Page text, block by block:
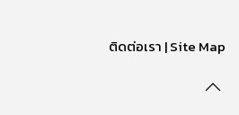
ติดต่อเรา |Site Map